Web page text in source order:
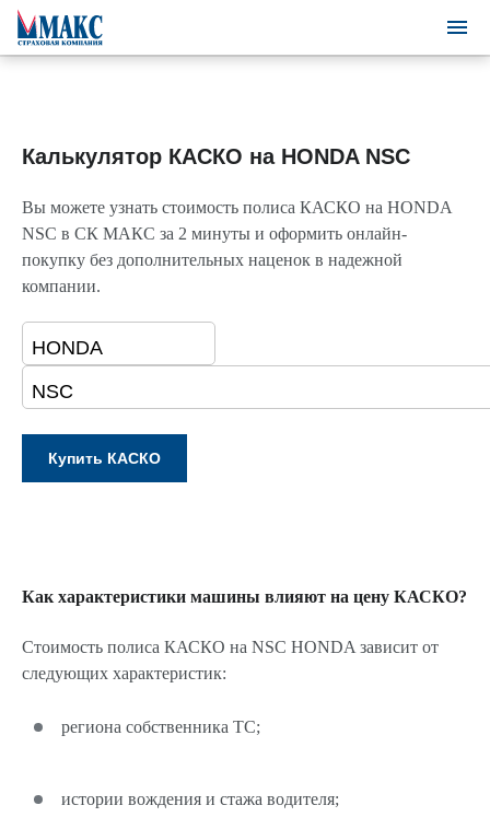
Калькулятор КАСКО на HONDA NSC
Вы можете узнать стоимость полиса КАСКО на HONDA
NSC в СК МАКС за 2 минуты и оформить онлайн-
покупку без дополнительных наценок в надежной
компании.
Как характеристики машины влияют на цену КАСКО?
Стоимость полиса КАСКО на NSC HONDA зависит от
следующих характеристик:
региона собственника ТС;
истории вождения и стажа водителя;